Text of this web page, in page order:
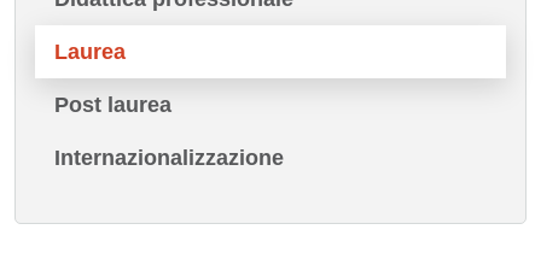
Laurea
Post laurea
Internazionalizzazione